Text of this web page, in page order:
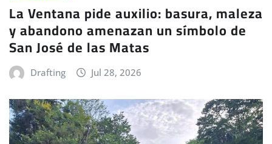
La Ventana pide auxilio: basura, maleza
y abandono amenazan un símbolo de
San José de las Matas
Drafting Jul 28, 2026